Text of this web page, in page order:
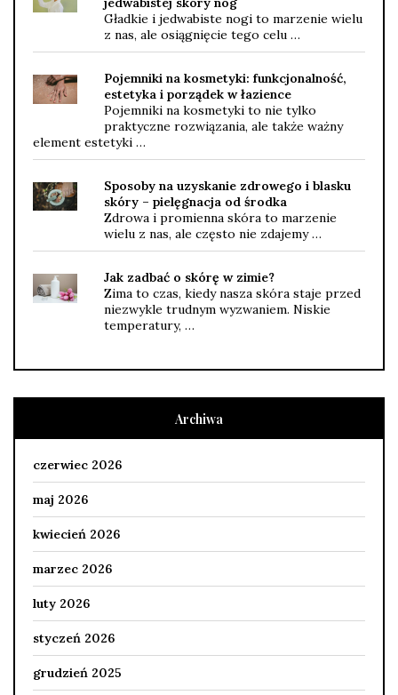
Gładkie i jedwabiste nogi to marzenie wielu
z nas, ale osiągnięcie tego celu …
Pojemniki na kosmetyki: funkcjonalność,
estetyka i porządek w łazience
Pojemniki na kosmetyki to nie tylko
praktyczne rozwiązania, ale także ważny
element estetyki …
Sposoby na uzyskanie zdrowego i blasku
skóry – pielęgnacja od środka
Zdrowa i promienna skóra to marzenie
wielu z nas, ale często nie zdajemy …
Jak zadbać o skórę w zimie?
Zima to czas, kiedy nasza skóra staje przed
niezwykle trudnym wyzwaniem. Niskie
temperatury, …
Archiwa
czerwiec 2026
maj 2026
kwiecień 2026
marzec 2026
luty 2026
styczeń 2026
grudzień 2025